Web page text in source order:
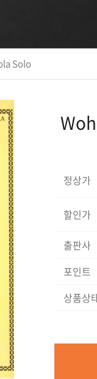
Solo
정상가
할인가
출판사
포인트
상품상